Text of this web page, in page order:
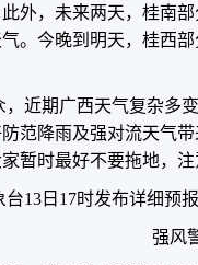
外，未来两天，桂南
。今晚到明天，桂西
，近期广西天气复杂多
范降雨及强对流天气
暂时最好不要拖地，
台13日17时发布详细预报
强风